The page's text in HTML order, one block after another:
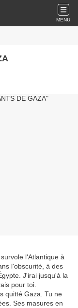
MENU
l'Atlantique à
l'obscurité, à des
J'irai jusqu'à la
pour toi.
quitté Gaza. Tu ne
Ses masures en